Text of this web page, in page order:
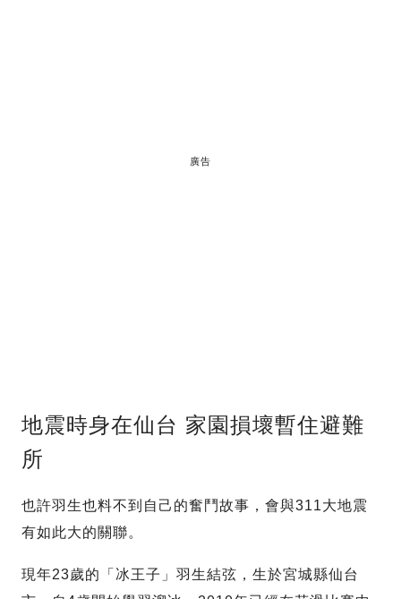
廣告
地震時身在仙台 家園損壞暫住避難
所
也許羽生也料不到自己的奮鬥故事，會與311大地震
有如此大的關聯。
現年23歲的「冰王子」羽生結弦，生於宮城縣仙台